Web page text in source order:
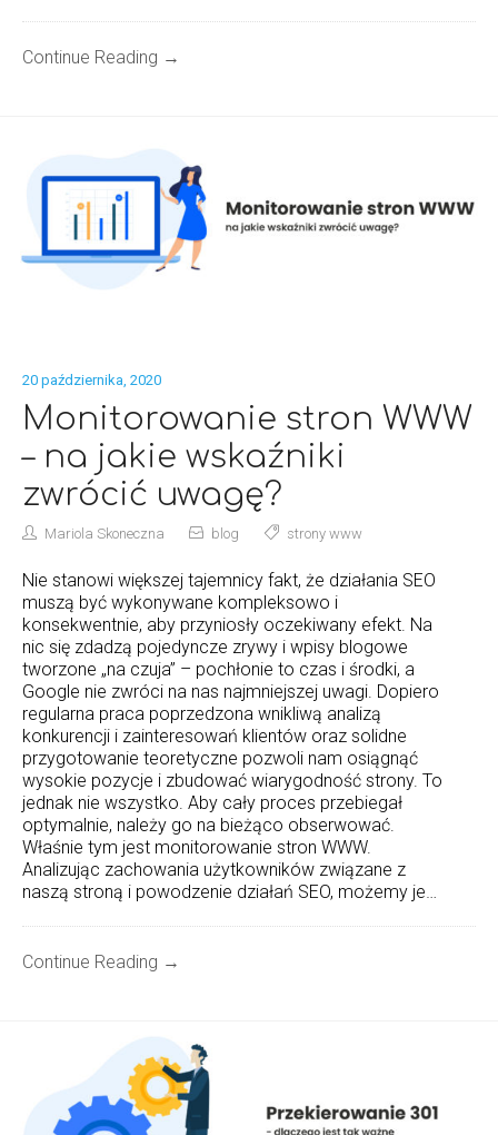
Continue Reading →
20 października, 2020
Monitorowanie stron WWW
– na jakie wskaźniki
zwrócić uwagę?
Mariola Skoneczna blog strony www
Nie stanowi większej tajemnicy fakt, że działania SEO
muszą być wykonywane kompleksowo i
konsekwentnie, aby przyniosły oczekiwany efekt. Na
nic się zdadzą pojedyncze zrywy i wpisy blogowe
tworzone „na czuja” – pochłonie to czas i środki, a
Google nie zwróci na nas najmniejszej uwagi. Dopiero
regularna praca poprzedzona wnikliwą analizą
konkurencji i zainteresowań klientów oraz solidne
przygotowanie teoretyczne pozwoli nam osiągnąć
wysokie pozycje i zbudować wiarygodność strony. To
jednak nie wszystko. Aby cały proces przebiegał
optymalnie, należy go na bieżąco obserwować.
Właśnie tym jest monitorowanie stron WWW.
Analizując zachowania użytkowników związane z
naszą stroną i powodzenie działań SEO, możemy je…
Continue Reading →